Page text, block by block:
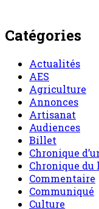
Catégories
Actualités
AES
Agriculture
Annonces
Artisanat
Audiences
Billet
Chronique
Chronique du
Commentaire
Communiqué
Culture